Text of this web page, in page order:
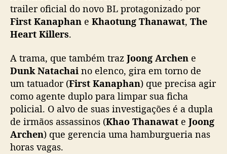
t
o
t
u
n
g
,
T
trailer oficial do novo BL protagonizado por
First Kanaphan e Khaotung Thanawat, The
Heart Killers.
A trama, que também traz Joong Archen e
Dunk Natachai no elenco, gira em torno de
um tatuador (First Kanaphan) que precisa agir
como agente duplo para limpar sua ficha
policial. O alvo de suas investigações é a dupla
de irmãos assassinos (Khao Thanawat e Joong
Archen) que gerencia uma hamburgueria nas
horas vagas.